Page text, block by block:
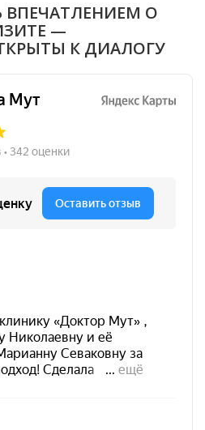
ВПЕЧАТЛЕНИЕМ О
—
К ДИАЛОГУ